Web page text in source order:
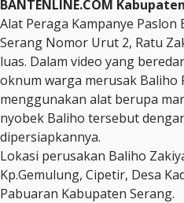
BANTENLINE.COM
Alat Peraga Kampanye
Serang Nomor Urut 2, Ratu
luas. Dalam video yang
oknum warga merusak
menggunakan alat berupa
nyobek Baliho tersebut
dipersiapkannya.
Lokasi perusakan Baliho
Kp.Gemulung, Cipetir, Desa
Pabuaran Kabupaten Serang.